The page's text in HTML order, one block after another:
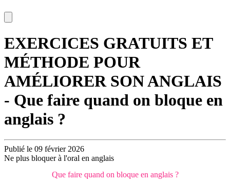
EXERCICES GRATUITS ET
MÉTHODE POUR
AMÉLIORER SON ANGLAIS
- Que faire quand on bloque en
anglais ?
Publié le 09 février 2026
Ne plus bloquer à l'oral en anglais
Que faire quand on bloque en anglais ?